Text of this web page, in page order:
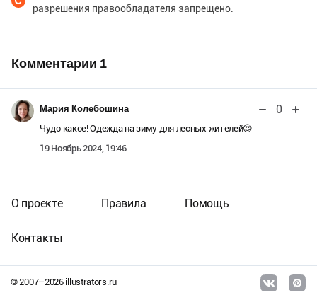
разрешения правообладателя запрещено.
Комментарии 1
Мария Колебошина 0
Чудо какое! Одежда на зиму для лесных жителей😍
19 Ноябрь 2024, 19:46
© 2007–2026illustrators.ru
О проекте Правила Помощь
Контакты